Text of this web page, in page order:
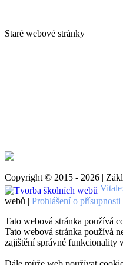
Staré webové stránky
Copyright © 2015 - 2026 |
webů | Prohlášení o přísupnosti
Tato webová stránka používá
Tato webová stránka používá
zajištění správné funkcionality